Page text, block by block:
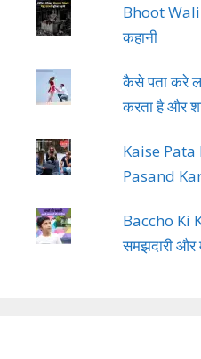
Bhoot Wali
कहानी
कैसे पता करे
करता है और
Kaise
Pasand
Baccho Ki
समझदारी और